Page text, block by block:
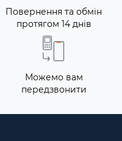
Повернення та обмін
протягом 14 днів
Можемо вам
передзвонити